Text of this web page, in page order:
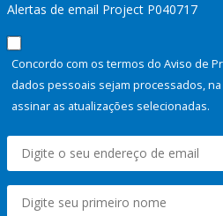
Alertas de email Project P040717
Concordo com os termos do Aviso de
dados pessoais sejam processados,
assinar as atualizações selecionadas.